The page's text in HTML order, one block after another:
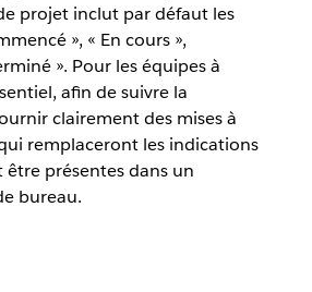
projet inclut par défaut les
», « En cours »,
». Pour les équipes à
afin de suivre la
clairement des mises à
remplaceront les indications
présentes dans un
bureau.